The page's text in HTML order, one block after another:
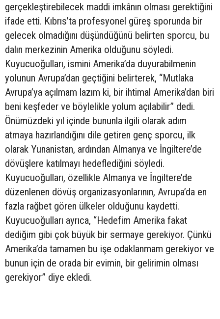
gerçekleştirebilecek maddi imkânın olması gerektiğini
ifade etti. Kıbrıs’ta profesyonel güreş sporunda bir
gelecek olmadığını düşündüğünü belirten sporcu, bu
dalın merkezinin Amerika olduğunu söyledi.
Kuyucuoğulları, ismini Amerika’da duyurabilmenin
yolunun Avrupa’dan geçtiğini belirterek, “Mutlaka
Avrupa’ya açılmam lazım ki, bir ihtimal Amerika’dan biri
beni keşfeder ve böylelikle yolum açılabilir” dedi.
Önümüzdeki yıl içinde bununla ilgili olarak adım
atmaya hazırlandığını dile getiren genç sporcu, ilk
olarak Yunanistan, ardından Almanya ve İngiltere’de
dövüşlere katılmayı hedeflediğini söyledi.
Kuyucuoğulları, özellikle Almanya ve İngiltere’de
düzenlenen dövüş organizasyonlarının, Avrupa’da en
fazla rağbet gören ülkeler olduğunu kaydetti.
Kuyucuoğulları ayrıca, “Hedefim Amerika fakat
dediğim gibi çok büyük bir sermaye gerekiyor. Çünkü
Amerika’da tamamen bu işe odaklanmam gerekiyor ve
bunun için de orada bir evimin, bir gelirimin olması
gerekiyor” diye ekledi.